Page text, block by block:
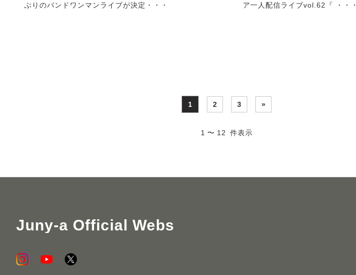
ぶりのバンドワンマンライブが決定・・・
ア一人配信ライブvol.62『 ・・・
1 2 3 »
1 〜 12 件表示
Juny-a Official Webs